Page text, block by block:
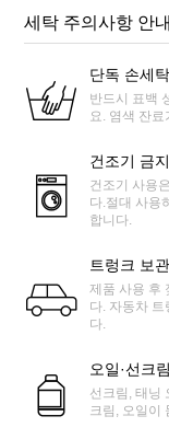
세탁 주의사항 안내
단독 손세탁
반드시 표백
요. 염색 잔
건조기 금지
건조기 사용
다.절대 사용
합니다.
트렁크 보
제품 사용 후
다. 자동차
다.
오일·선크
선크림, 태닝
크림, 오일이